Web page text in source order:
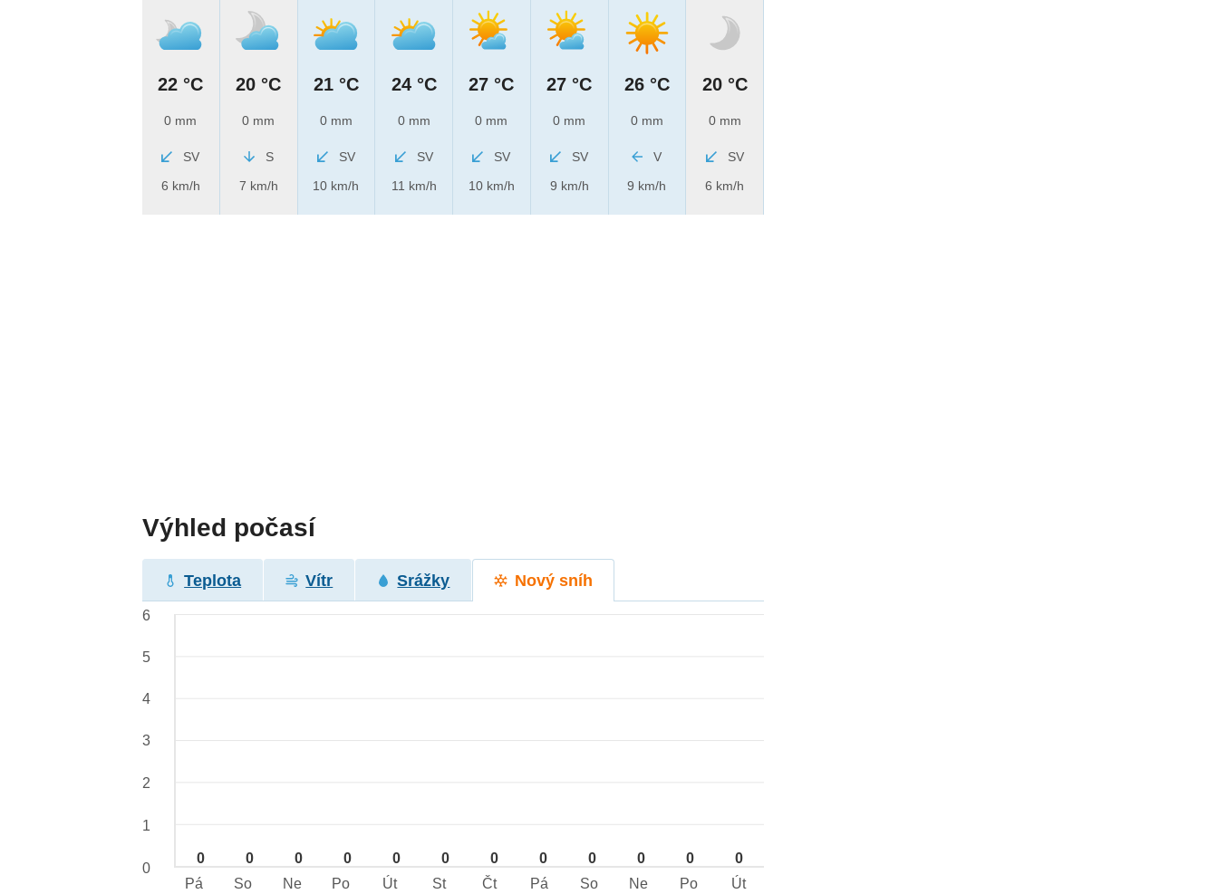
22 °C
0 mm
SV
6 km/h
20 °C
0 mm
S
7 km/h
21 °C
0 mm
SV
10 km/h
24 °C
0 mm
SV
11 km/h
27 °C
0 mm
SV
10 km/h
27 °C
0 mm
SV
9 km/h
26 °C
0 mm
V
9 km/h
20 °C
0 mm
SV
6 km/h
Výhled počasí
Teplota Vítr Srážky Nový sníh
0 0 0 0 0 0 0 0 0 0 0 0
6
5
4
3
2
1
0
Pá
So Ne Po Út St Čt Pá So Ne Po Út